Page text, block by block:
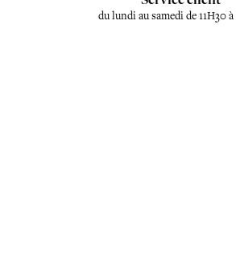
du lundi au samedi de 11H30 à